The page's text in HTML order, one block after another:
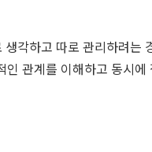
각하고 따로 관리하려는
관계를 이해하고 동시